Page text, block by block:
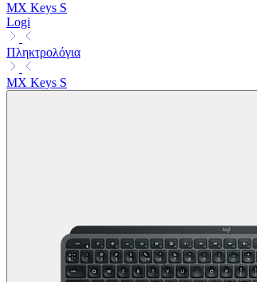
MX Keys S
Logi
Πληκτρολόγια
MX Keys S